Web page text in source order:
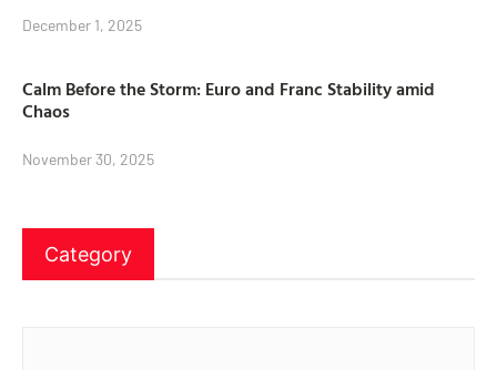
December 1, 2025
Calm Before the Storm: Euro and Franc Stability amid
Chaos
November 30, 2025
Category